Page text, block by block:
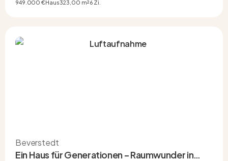
949.000 €Haus323,00 m²6 Zi.
Beverstedt
Ein Haus für Generationen – Raumwunder in